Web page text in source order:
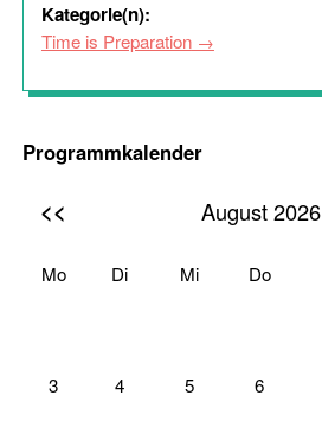
Kategorie(n):
Time is Preparation
Programmkalender
<< August 2026
Mo Di Mi Do
3 4 5 6